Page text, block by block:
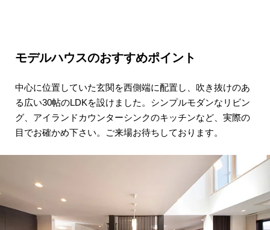
モデルハウスのおすすめポイント
中心に位置していた玄関を西側端に配置し、 吹き抜けのあ
る広い30帖のLDKを設けました。 シンプルモダンなリビン
グ、 アイランドカウンターシンクのキッチンなど、 実際の
目でお確かめ下さい。
ご来場お待ちしております。